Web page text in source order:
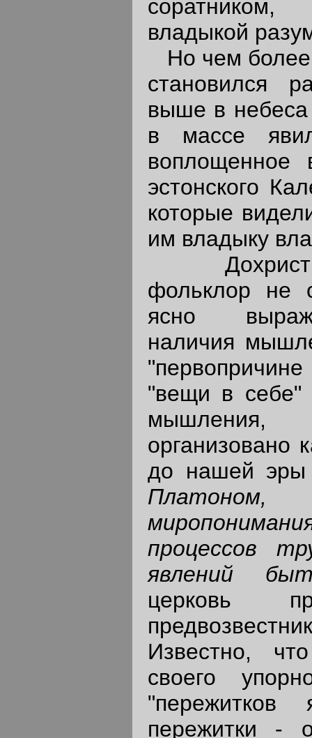
владыкой
Но чем
становился
выше в небеса
в массе
воплощенное
эстонского
которые
им владыку
фольклор не
ясно
наличия
"вещи в себе"
организовано
до нашей эры
Платоном,
процессов
явлений
церковь
Известно,
своего
пережитки -